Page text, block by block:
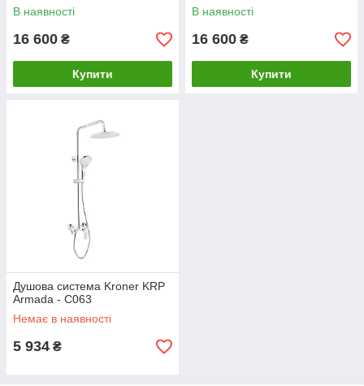
В наявності
16 600 ₴
Купити
В наявності
16 600 ₴
Купити
Душова система Kroner KRP
Armada - C063
Немає в наявності
5 934 ₴